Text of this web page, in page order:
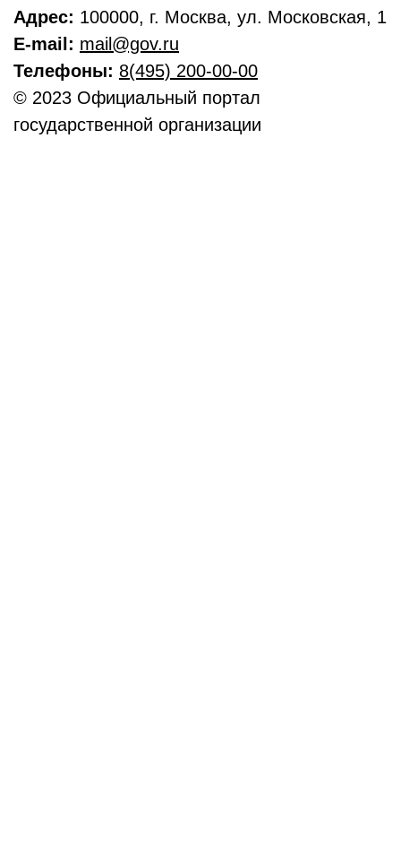
Адрес: 100000, г. Москва, ул. Московская, 1
E-mail: mail@gov.ru
Телефоны: 8(495) 200-00-00
© 2023 Официальный портал
государственной организации